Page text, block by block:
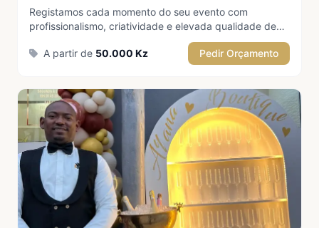
Registamos cada momento do seu evento com
profissionalismo, criatividade e elevada qualidade de
imagem. A nossa equipa de fotógrafos está preparada
para captar emoções, detalhes e memórias únicas,
garantindo fotografias que poderão ser apreciadas por
A partir de 50.000 Kz Pedir Orçamento